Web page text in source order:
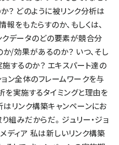
？ どのように被リンク分析は
をもたらすのか、もしくは、
データのどの要素が競合分
/効果があるのか？ いつ、そし
するのか？ エキスパート達の
ョン全体のフレームワークを与
を実施するタイミングと理由を
はリンク構築キャンペーンにお
組みだからだ。 ジュリー・ジョ
メディア 私は新しいリンク構築